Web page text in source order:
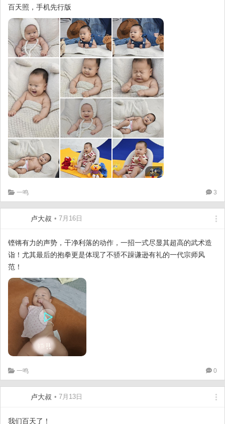
百天照，手机先行版
3+
一鸣 3
卢大叔 • 7月16日
铿锵有力的声势，干净利落的动作，一招一式尽显其超高的武术造
诣！尤其最后的抱拳更是体现了不骄不躁谦逊有礼的一代宗师风
范！
一鸣 0
卢大叔 • 7月13日
我们百天了！